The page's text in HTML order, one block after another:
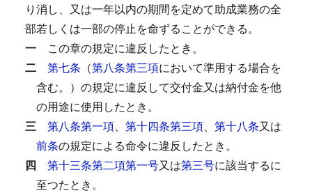
り消し、又は一年以内の期間を定めて助成業務の全
部若しくは一部の停止を命ずることができる。
一 この章の規定に違反したとき。
二 第七条 （第八条第三項において準用する場合を
含む。）の規定に違反して交付金又は納付金を他
の用途に使用したとき。
三 第八条第一項、 第十四条第三項、 第十八条又は
前条の規定による命令に違反したとき。
四 第十三条第二項第一号又は第三号に該当するに
至つたとき。